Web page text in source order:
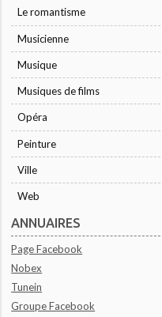
Le romantisme
Musicienne
Musique
Musiques de films
Opéra
Peinture
Ville
Web
ANNUAIRES
Page Facebook
Nobex
Tunein
Groupe Facebook